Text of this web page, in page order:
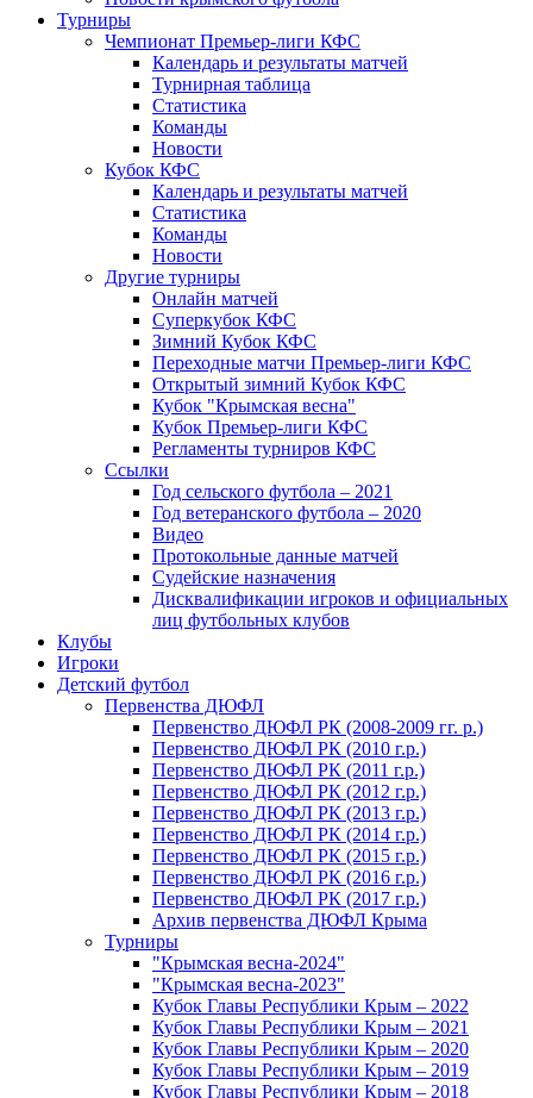
Турниры
Чемпионат Премьер-лиги КФС
Календарь и результаты матчей
Турнирная таблица
Статистика
Команды
Новости
Кубок КФС
Календарь и результаты матчей
Статистика
Команды
Новости
Другие турниры
Онлайн матчей
Суперкубок КФС
Зимний Кубок КФС
Переходные матчи Премьер-лиги КФС
Открытый зимний Кубок КФС
Кубок "Крымская весна"
Кубок Премьер-лиги КФС
Регламенты турниров КФС
Ссылки
Год сельского футбола – 2021
Год ветеранского футбола – 2020
Видео
Протокольные данные матчей
Судейские назначения
Дисквалификации игроков и официальных
лиц футбольных клубов
Клубы
Игроки
Детский футбол
Первенства ДЮФЛ
Первенство ДЮФЛ РК (2008-2009 гг. р.)
Первенство ДЮФЛ РК (2010 г.р.)
Первенство ДЮФЛ РК (2011 г.р.)
Первенство ДЮФЛ РК (2012 г.р.)
Первенство ДЮФЛ РК (2013 г.р.)
Первенство ДЮФЛ РК (2014 г.р.)
Первенство ДЮФЛ РК (2015 г.р.)
Первенство ДЮФЛ РК (2016 г.р.)
Первенство ДЮФЛ РК (2017 г.р.)
Архив первенства ДЮФЛ Крыма
Турниры
"Крымская весна-2024"
"Крымская весна-2023"
Кубок Главы Республики Крым – 2022
Кубок Главы Республики Крым – 2021
Кубок Главы Республики Крым – 2020
Кубок Главы Республики Крым – 2019
Кубок Главы Республики Крым – 2018